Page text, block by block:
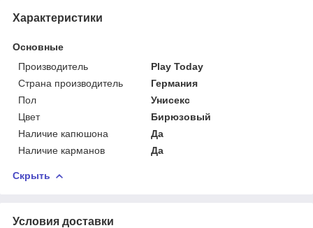
Характеристики
Основные
Производитель
Play Today
Страна производитель
Германия
Пол
Унисекс
Цвет
Бирюзовый
Наличие капюшона
Да
Наличие карманов
Да
Скрыть
Условия доставки